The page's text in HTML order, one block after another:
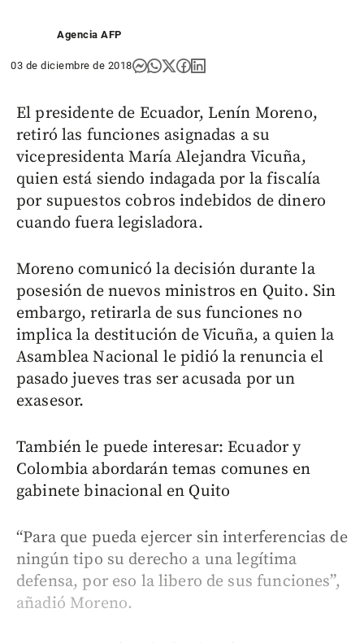
Agencia AFP
03 de diciembre de 2018
El presidente de Ecuador, Lenín Moreno,
retiró las funciones asignadas a su
vicepresidenta María Alejandra Vicuña,
quien está siendo indagada por la fiscalía
por supuestos cobros indebidos de dinero
cuando fuera legisladora.
Moreno comunicó la decisión durante la
posesión de nuevos ministros en Quito. Sin
embargo, retirarla de sus funciones no
implica la destitución de Vicuña, a quien la
Asamblea Nacional le pidió la renuncia el
pasado jueves tras ser acusada por un
exasesor.
También le puede interesar: Ecuador y
Colombia abordarán temas comunes en
gabinete binacional en Quito
“Para que pueda ejercer sin interferencias de
ningún tipo su derecho a una legítima
defensa, por eso la libero de sus funciones”,
añadió Moreno.